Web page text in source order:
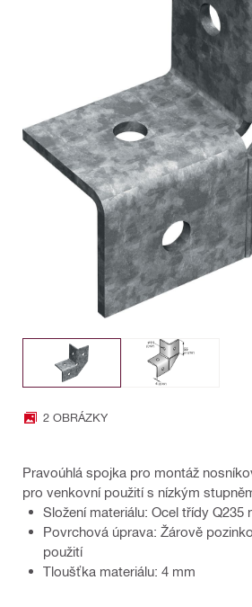
2 OBRÁZKY
Pravoúhlá spojka pro montáž
pro venkovní použití s nízkým
Složení materiálu: Ocel třídy Q235
Povrchová úprava: Žárově
použití
Tloušťka materiálu: 4 mm